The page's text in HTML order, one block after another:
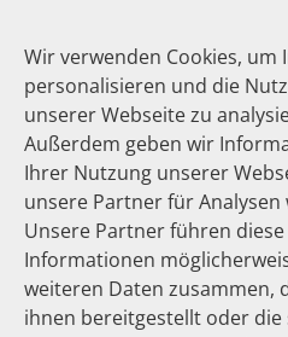
Homepage Publikationen Über
Hengstler-Stahl,
Fachapothekerin für
Kantonsspital Graubünden
Wir verwenden Cookies, um
personalisieren und die
unserer Webseite zu
Außerdem geben wir
Ihrer Nutzung unserer
unsere Partner für Analysen
Unsere Partner führen diese
Informationen
weiteren Daten zusammen,
ihnen bereitgestellt oder die